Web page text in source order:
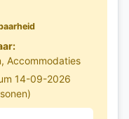
Accommodaties
14-09-2026